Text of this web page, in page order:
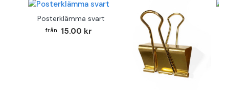
Posterklämma svart
15.00 kr